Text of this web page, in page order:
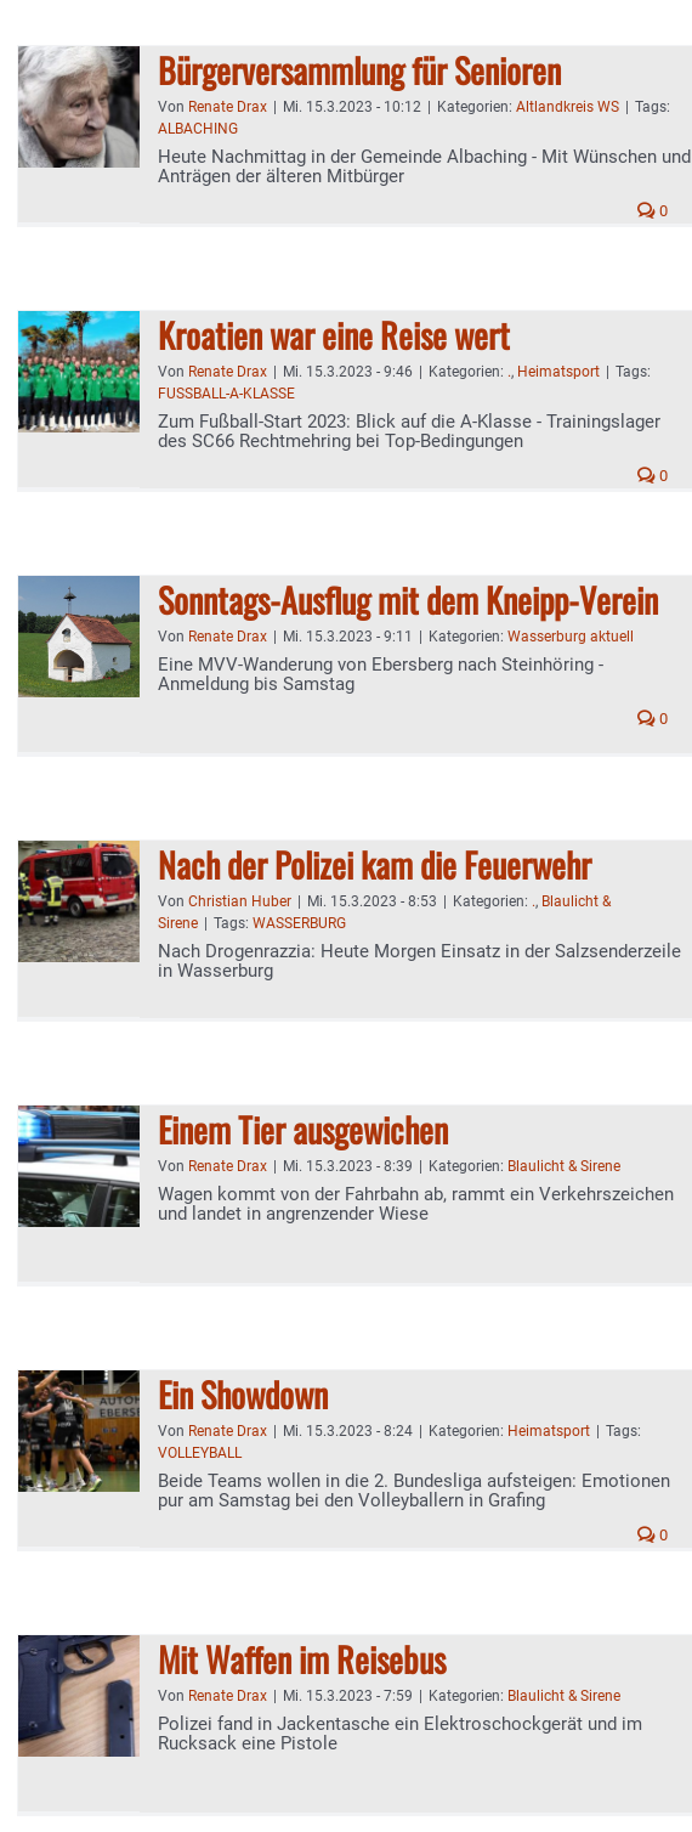
Bürgerversammlung für Senioren
Von Renate Drax Mi. 15.3.2023 - 10:12 Kategorien: Altlandkreis WS
Tags:
ALBACHING
Heute Nachmittag in der Gemeinde Albaching - Mit Wünschen und
Anträgen der älteren Mitbürger
0
Kroatien war eine Reise wert
Von Renate Drax Mi. 15.3.2023 - 9:46 Kategorien: ., Heimatsport
Tags:
FUSSBALL-A-KLASSE
Zum Fußball-Start 2023: Blick auf die A-Klasse - Trainingslager
des SC66 Rechtmehring bei Top-Bedingungen
0
Sonntags-Ausflug mit dem Kneipp-Verein
Von Renate Drax Mi. 15.3.2023 - 9:11 Kategorien: Wasserburg aktuell
Eine MVV-Wanderung von Ebersberg nach Steinhöring -
Anmeldung bis Samstag
0
Nach der Polizei kam die Feuerwehr
Von Christian Huber Mi. 15.3.2023 - 8:53 Kategorien: ., Blaulicht &
Sirene
Tags: WASSERBURG
Nach Drogenrazzia: Heute Morgen Einsatz in der Salzsenderzeile
in Wasserburg
Einem Tier ausgewichen
Von Renate Drax Mi. 15.3.2023 - 8:39 Kategorien: Blaulicht & Sirene
Wagen kommt von der Fahrbahn ab, rammt ein Verkehrszeichen
und landet in angrenzender Wiese
Ein Showdown
Von Renate Drax Mi. 15.3.2023 - 8:24 Kategorien: Heimatsport
Tags:
VOLLEYBALL
Beide Teams wollen in die 2. Bundesliga aufsteigen: Emotionen
pur am Samstag bei den Volleyballern in Grafing
0
Mit Waffen im Reisebus
Von Renate Drax Mi. 15.3.2023 - 7:59 Kategorien: Blaulicht & Sirene
Polizei fand in Jackentasche ein Elektroschockgerät und im
Rucksack eine Pistole